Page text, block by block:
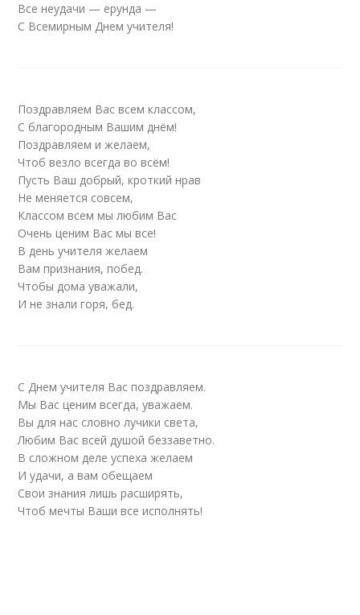
Все неудачи — ерунда —
С Всемирным Днем учителя!
Поздравляем Вас всем классом,
С благородным Вашим днём!
Поздравляем и желаем,
Чтоб везло всегда во всём!
Пусть Ваш добрый, кроткий нрав
Не меняется совсем,
Классом всем мы любим Вас
Очень ценим Вас мы все!
В день учителя желаем
Вам признания, побед.
Чтобы дома уважали,
И не знали горя, бед.
С Днем учителя Вас поздравляем.
Мы Вас ценим всегда, уважаем.
Вы для нас словно лучики света,
Любим Вас всей душой беззаветно.
В сложном деле успеха желаем
И удачи, а вам обещаем
Свои знания лишь расширять,
Чтоб мечты Ваши все исполнять!